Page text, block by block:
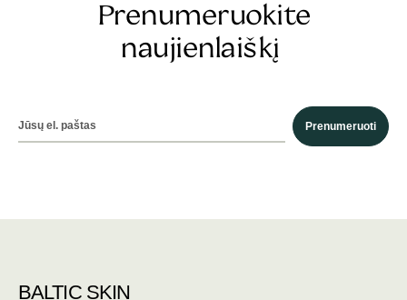
Prenumeruokite
naujienlaiškį
Prenumeruoti
BALTIC SKIN